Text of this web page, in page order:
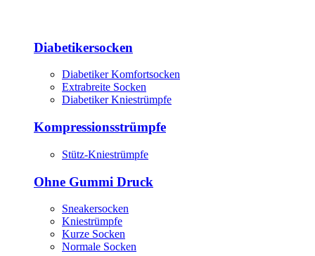
Diabetikersocken
Diabetiker Komfortsocken
Extrabreite Socken
Diabetiker Kniestrümpfe
Kompressionsstrümpfe
Stütz-Kniestrümpfe
Ohne Gummi Druck
Sneakersocken
Kniestrümpfe
Kurze Socken
Normale Socken